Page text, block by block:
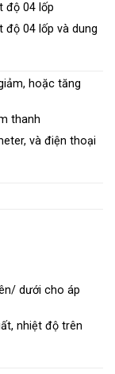
độ 04 lốp
độ 04 lốp và dung
hoặc tăng
thanh
và điện thoại
dưới cho áp
nhiệt độ trên